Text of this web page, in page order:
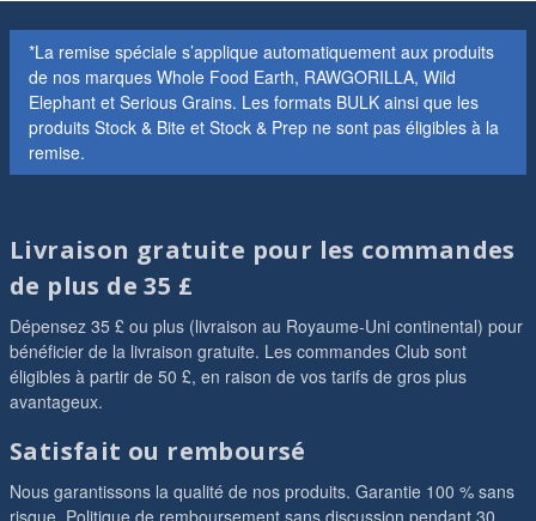
*La remise spéciale s’applique automatiquement aux produits
de nos marques Whole Food Earth, RAWGORILLA, Wild
Elephant et Serious Grains. Les formats BULK ainsi que les
produits Stock & Bite et Stock & Prep ne sont pas éligibles à la
remise.
Livraison gratuite pour les commandes
de plus de 35 £
Dépensez 35 £ ou plus (livraison au Royaume-Uni continental) pour
bénéficier de la livraison gratuite. Les commandes Club sont
éligibles à partir de 50 £, en raison de vos tarifs de gros plus
avantageux.
Satisfait ou remboursé
Nous garantissons la qualité de nos produits. Garantie 100 % sans
risque. Politique de remboursement sans discussion pendant 30